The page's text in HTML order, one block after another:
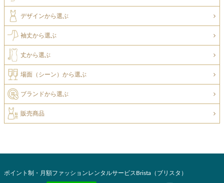
デザインから選ぶ
袖丈から選ぶ
丈から選ぶ
場面（シーン）から選ぶ
ブランドから選ぶ
販売商品
ポイント制・月額ファッションレンタルサービスBrista（ブリスタ）